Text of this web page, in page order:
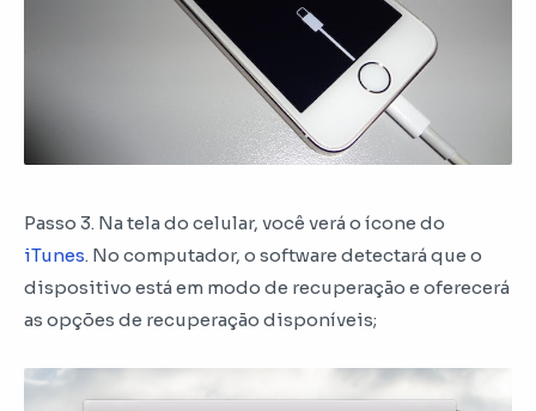
Passo 3. Na tela do celular, você verá o ícone do
iTunes. No computador, o software detectará que o
dispositivo está em modo de recuperação e oferecerá
as opções de recuperação disponíveis;